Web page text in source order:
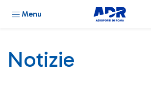
Menu
Notizie